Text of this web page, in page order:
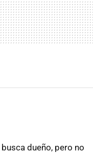
busca dueño, pero no